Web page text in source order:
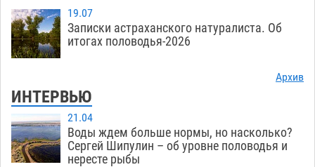
19.07
Записки астраханского натуралиста. Об
итогах половодья-2026
Архив
ИНТЕРВЬЮ
21.04
Воды ждем больше нормы, но насколько?
Сергей Шипулин – об уровне половодья и
нересте рыбы